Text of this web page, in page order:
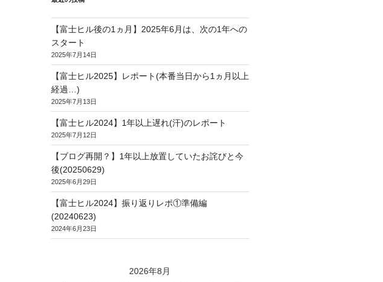
【富士ヒル後の1ヵ月】2025年6月は、次の1年への
スタート
2025年7月14日
【富士ヒル2025】レポート(本番当日から1ヵ月以上
経過…)
2025年7月13日
【富士ヒル2024】1年以上遅れ(汗)のレポート
2025年7月12日
【ブログ再開？】1年以上放置していたお詫びと今
後(20250629)
2025年6月29日
【富士ヒル2024】振り返りレポ①準備編
(20240623)
2024年6月23日
2026年8月